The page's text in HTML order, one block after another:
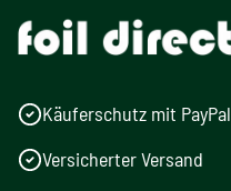
Käuferschutz mit PayPal
Versicherter Versand